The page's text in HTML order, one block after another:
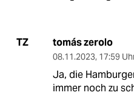
TZ tomás zerolo
08.11.2023, 17:59
Ja, die
immer noch zu